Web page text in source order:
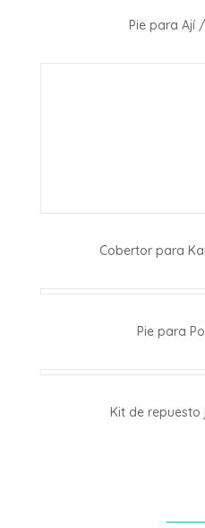
Pie para Ají
Cobertor para
Pie para
Kit de